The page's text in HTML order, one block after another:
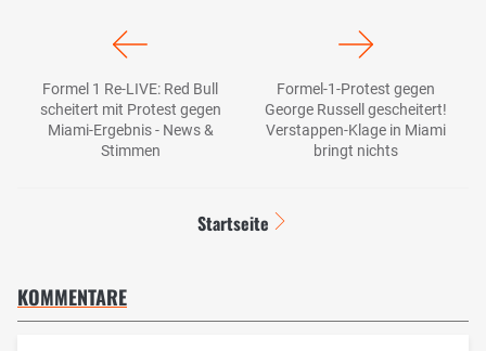
Formel 1 Re-LIVE: Red Bull
scheitert mit Protest gegen
Miami-Ergebnis - News &
Stimmen
Formel-1-Protest gegen
George Russell gescheitert!
Verstappen-Klage in Miami
bringt nichts
Startseite
KOMMENTARE